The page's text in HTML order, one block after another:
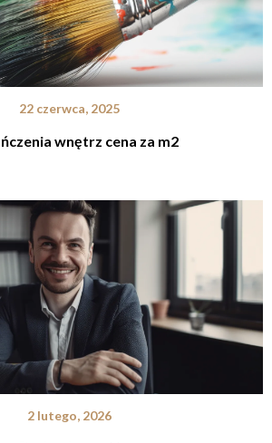
22 czerwca, 2025
wnętrz cena za m2
2 lutego, 2026